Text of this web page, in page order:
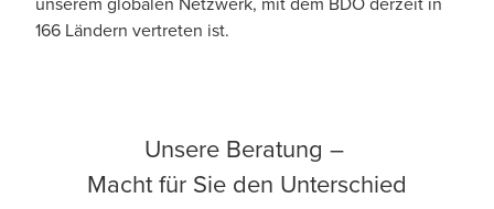
166 Ländern vertreten ist.
Unsere Beratung –
Macht für Sie den Unterschied